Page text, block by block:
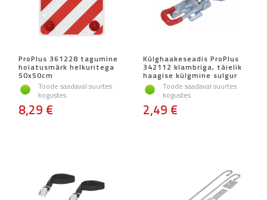
ProPlus 361228 tagumine
hoiatusmärk helkuritega
50x50cm
Toode saadaval suurtes
kogustes
8,29 €
Külghaakeseadis ProPlus
342112 klambriga, täielik
haagise külgmine sulgur
Toode saadaval suurtes
kogustes
2,49 €